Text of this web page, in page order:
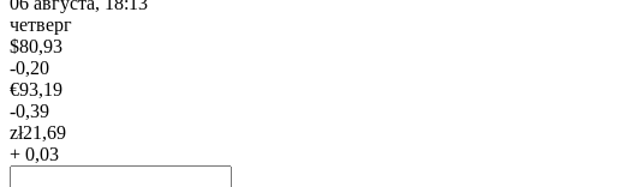
четверг
$80,93
-0,20
€93,19
-0,39
zł21,69
+ 0,03